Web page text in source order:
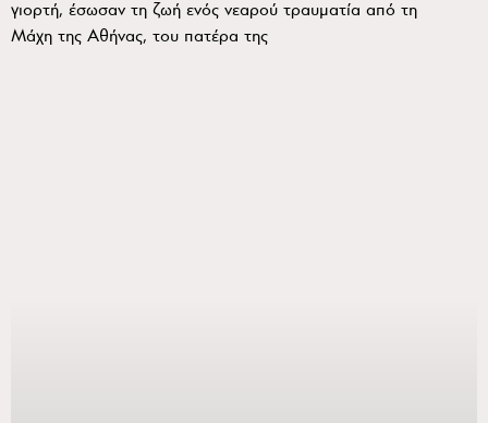
γιορτή, έσωσαν τη ζωή ενός νεαρού τραυματία από τη
Μάχη της Αθήνας, του πατέρα της